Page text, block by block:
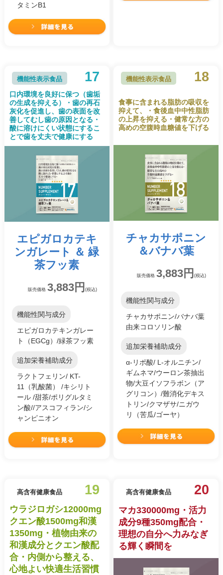
タミンB1
機能性表示食品 17
口内環境を良好に保つ（歯垢
の生成を抑える）・歯の再石
灰化を促進し、歯の表面を改
善してむし歯の原因となる・
酸に溶けにくい状態にするこ
とで歯を丈夫で健康にする
エピガロカテキ
ンガレート ＆ 緑
茶フッ素
販売価格 3,883円 (税込)
機能性関与成分
エピガロカテキンガレー
ト（EGCg）/緑茶フッ素
追加栄養補助成分
ラクトフェリン/ KT-
11（乳酸菌） /キシリト
ール /甜茶/ポリグルタミ
ン酸//アスコフィラン/シ
ャンピニオン
機能性表示食品 18
食事に含まれる脂肪の吸収を
抑えて、・食後血中中性脂肪
の上昇を抑える・健常な方の
高めの空腹時血糖値を下げる
チャカサポニン
＆バナバ葉
販売価格3,883円(税込)
機能性関与成分
チャカサポニン/バナバ葉
由来コロソリン酸
追加栄養補助成分
α-リポ酸/ L-オルニチン/
ギムネマ/ウーロン茶抽出
物/大豆イソフラボン（ア
グリコン）/難消化デキス
トリン/クマザサ/ニガウ
リ（苦瓜/ゴーヤ）
高含有健康食品 19
ウラジロガシ12000mg
クエン酸1500mg和漢
1350mg・植物由来の
和漢成分とクエン酸配
合・内側から整える、
心地よい快適生活習慣
高含有健康食品 20
マカ330000mg・活力
成分9種350mg配合・
理想の自分へ力みなぎ
る輝く瞬間を